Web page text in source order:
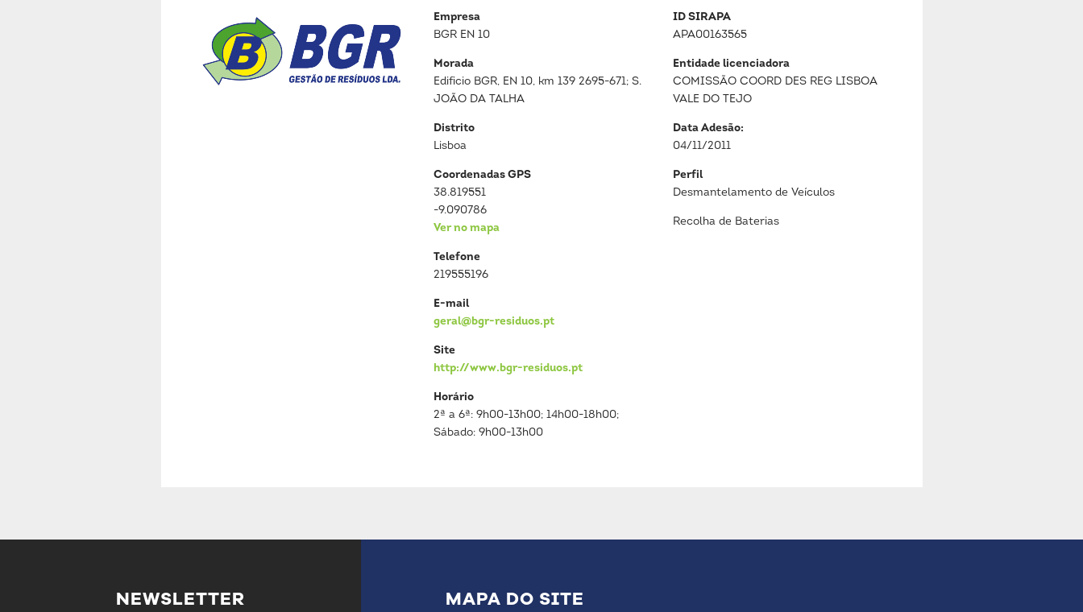
Empresa
BGR EN 10
Morada
Edificio BGR, EN 10, km 139 2695-671; S.
JOÃO DA TALHA
Distrito
Lisboa
Coordenadas GPS
38.819551
-9.090786
Ver no mapa
Telefone
219555196
E-mail
geral@bgr-residuos.pt
Site
http://www.bgr-residuos.pt
Horário
2ª a 6ª: 9h00-13h00; 14h00-18h00;
Sábado: 9h00-13h00
ID SIRAPA
APA00163565
Entidade licenciadora
COMISSÃO COORD DES REG LISBOA
VALE DO TEJO
Data Adesão:
04/11/2011
Perfil
Desmantelamento de Veículos
Recolha de Baterias
NEWSLETTER MAPA DO SITE